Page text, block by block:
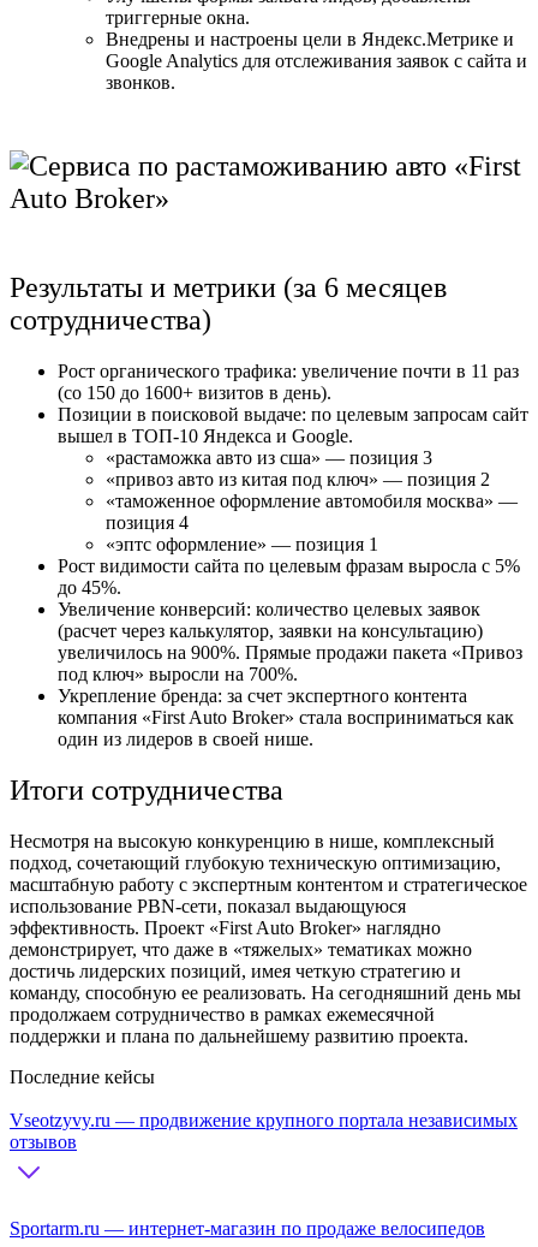
триггерные окна.
Внедрены и настроены цели в Яндекс.Метрике и
Google Analytics для отслеживания заявок с сайта и
звонков.
Результаты и метрики (за 6 месяцев
сотрудничества)
Рост органического трафика: увеличение почти в 11 раз
(со 150 до 1600+ визитов в день).
Позиции в поисковой выдаче: по целевым запросам сайт
вышел в ТОП-10 Яндекса и Google.
«растаможка авто из сша» — позиция 3
«привоз авто из китая под ключ» — позиция 2
«таможенное оформление автомобиля москва» —
позиция 4
«эптс оформление» — позиция 1
Рост видимости сайта по целевым фразам выросла с 5%
до 45%.
Увеличение конверсий: количество целевых заявок
(расчет через калькулятор, заявки на консультацию)
увеличилось на 900%. Прямые продажи пакета «Привоз
под ключ» выросли на 700%.
Укрепление бренда: за счет экспертного контента
компания «First Auto Broker» стала восприниматься как
один из лидеров в своей нише.
Итоги сотрудничества
Несмотря на высокую конкуренцию в нише, комплексный
подход, сочетающий глубокую техническую оптимизацию,
масштабную работу с экспертным контентом и стратегическое
использование PBN-сети, показал выдающуюся
эффективность. Проект «First Auto Broker» наглядно
демонстрирует, что даже в «тяжелых» тематиках можно
достичь лидерских позиций, имея четкую стратегию и
команду, способную ее реализовать. На сегодняшний день мы
продолжаем сотрудничество в рамках ежемесячной
поддержки и плана по дальнейшему развитию проекта.
Последние кейсы
Vseotzyvy.ru — продвижение крупного портала независимых
отзывов
Sportarm.ru — интернет-магазин по продаже велосипедов